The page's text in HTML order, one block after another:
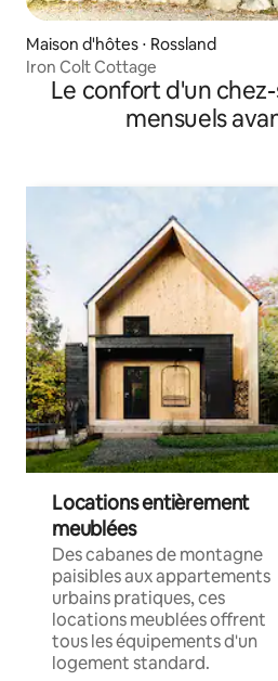
Maison d'hôtes ⋅ Rossland
Iron Colt Cottage
Le confort d'un
mensuels
Locations entièrement
meublées
Des cabanes de montagne
paisibles aux appartements
urbains pratiques, ces
locations meublées offrent
tous les équipements d'un
logement standard.